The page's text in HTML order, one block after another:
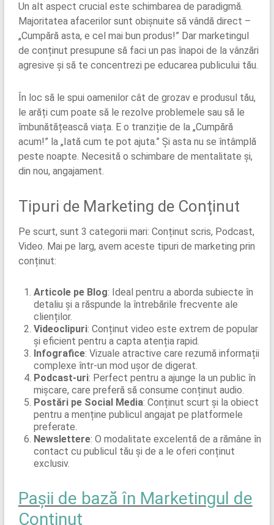
Un alt aspect crucial este schimbarea de paradigmă.
Majoritatea afacerilor sunt obișnuite să vândă direct –
„Cumpără asta, e cel mai bun produs!” Dar marketingul
de conținut presupune să faci un pas înapoi de la vânzări
agresive și să te concentrezi pe educarea publicului tău.
În loc să le spui oamenilor cât de grozav e produsul tău,
le arăți cum poate să le rezolve problemele sau să le
îmbunătățească viața. E o tranziție de la „Cumpără
acum!” la „Iată cum te pot ajuta.” Și asta nu se întâmplă
peste noapte. Necesită o schimbare de mentalitate și,
din nou, angajament.
Tipuri de Marketing de Conținut
Pe scurt, sunt 3 categorii mari: Conținut scris, Podcast,
Video. Mai pe larg, avem aceste tipuri de marketing prin
conținut:
Articole pe Blog: Ideal pentru a aborda subiecte în
detaliu și a răspunde la întrebările frecvente ale
clienților.
Videoclipuri: Conținut video este extrem de popular
și eficient pentru a capta atenția rapid.
Infografice: Vizuale atractive care rezumă informații
complexe într-un mod ușor de digerat.
Podcast-uri: Perfect pentru a ajunge la un public în
mișcare, care preferă să consume conținut audio.
Postări pe Social Media: Conținut scurt și la obiect
pentru a menține publicul angajat pe platformele
preferate.
Newslettere: O modalitate excelentă de a rămâne în
contact cu publicul tău și de a le oferi conținut
exclusiv.
Pașii de bază în Marketingul de
Conținut